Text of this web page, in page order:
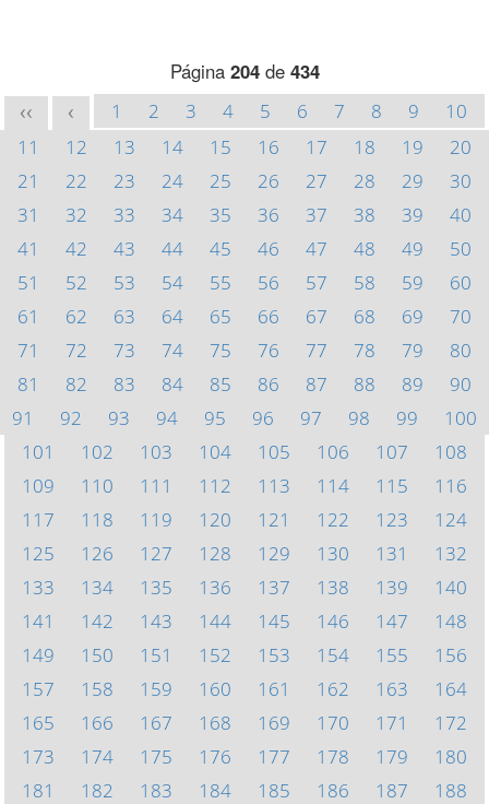
Página 204de 434
<< < 1 2 3 4 5 6 7 8 9
10
11
12 13 14 15 16 17 18 19
20
21
22 23 24 25 26 27 28 29
30
31
32 33 34 35 36 37 38 39
40
41
42 43 44 45 46 47 48 49
50
51
52 53 54 55 56 57 58 59
60
61
62 63 64 65 66 67 68 69
70
71
72 73 74 75 76 77 78 79
80
81
82 83 84 85 86 87 88 89
90
91
92 93 94 95 96 97 98 99
100
101
102 103 104 105 106 107
108
109
110 111 112 113 114 115
116
117
118 119 120 121 122 123
124
125
126 127 128 129 130 131
132
133
134 135 136 137 138 139
140
141
142 143 144 145 146 147
148
149
150 151 152 153 154 155
156
157
158 159 160 161 162 163
164
165
166 167 168 169 170 171
172
173
174 175 176 177 178 179
180
181
182 183 184 185 186 187
188